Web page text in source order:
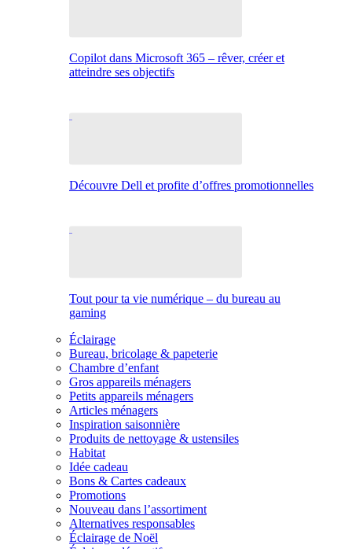
Copilot dans Microsoft 365 – rêver, créer et
atteindre ses objectifs
Découvre Dell et profite d’offres promotionnelles
Tout pour ta vie numérique – du bureau au
gaming
Éclairage
Bureau, bricolage & papeterie
Chambre d’enfant
Gros appareils ménagers
Petits appareils ménagers
Articles ménagers
Inspiration saisonnière
Produits de nettoyage & ustensiles
Habitat
Idée cadeau
Bons & Cartes cadeaux
Promotions
Nouveau dans l’assortiment
Alternatives responsables
Éclairage de Noël